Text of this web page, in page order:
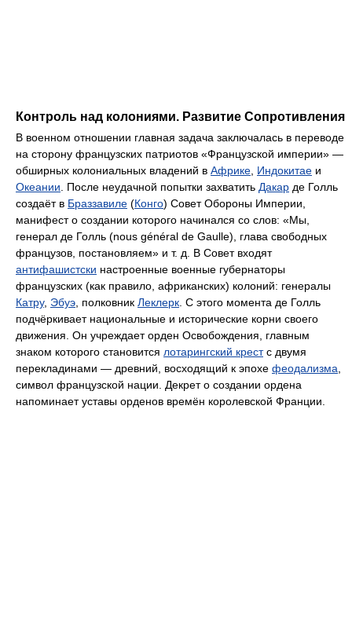
Контроль над колониями. Развитие Сопротивления
В военном отношении главная задача заключалась в переводе
на сторону французских патриотов «Французской империи» —
обширных колониальных владений в Африке Индокитае и
Океании . После неудачной попытки захватить Дакар де Голль
создаёт в Браззавиле (Конго) Совет Обороны Империи,
манифест о создании которого начинался со слов: «Мы,
генерал де Голль (nous général de Gaulle), глава свободных
французов, постановляем» и т. д. В Совет входят
антифашистски настроенные военные губернаторы
французских (как правило, африканских) колоний: генералы
Катру, Эбуэ , полковник Леклерк . С этого момента де Голль
подчёркивает национальные и исторические корни своего
движения. Он учреждает орден Освобождения, главным
знаком которого становится лотарингский крестс двумя
перекладинами — древний, восходящий к эпохе феодализма
символ французской нации. Декрет о создании ордена
напоминает уставы орденов времён королевской Франции.